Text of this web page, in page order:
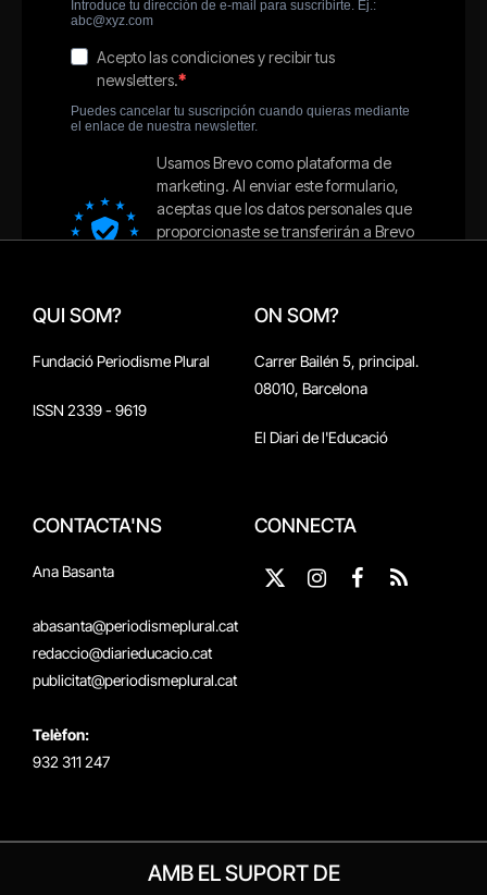
QUI SOM?
Fundació Periodisme Plural
ISSN 2339 - 9619
ON SOM?
Carrer Bailén 5, principal.
08010, Barcelona
El Diari de l'Educació
CONTACTA'NS
Ana Basanta
abasanta@periodismeplural.cat
redaccio@diarieducacio.cat
publicitat@periodismeplural.cat
Telèfon:
932 311 247
CONNECTA
X
Instagram
Facebook
RSS
AMB EL SUPORT DE